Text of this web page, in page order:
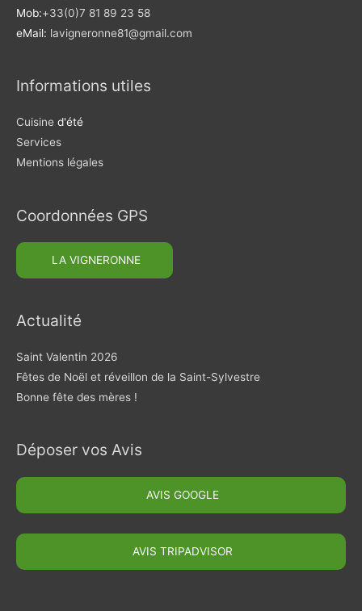
Mob:+33(0)7 81 89 23 58
eMail: lavigneronne81@gmail.com
Informations utiles
Cuisine d'été
Services
Mentions légales
Coordonnées GPS
Actualité
Saint Valentin 2026
Fêtes de Noël et réveillon de la Saint-Sylvestre
Bonne fête des mères !
Déposer vos Avis